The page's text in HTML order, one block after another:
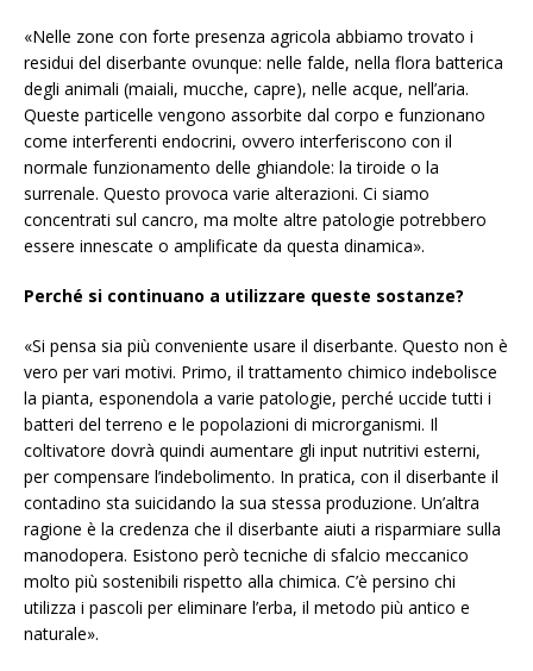
«Nelle zone con forte presenza agricola abbiamo trovato i
residui del diserbante ovunque: nelle falde, nella flora batterica
degli animali (maiali, mucche, capre), nelle acque, nell’aria.
Queste particelle vengono assorbite dal corpo e funzionano
come interferenti endocrini, ovvero interferiscono con il
normale funzionamento delle ghiandole: la tiroide o la
surrenale. Questo provoca varie alterazioni. Ci siamo
concentrati sul cancro, ma molte altre patologie potrebbero
essere innescate o amplificate da questa dinamica».
Perché si continuano a utilizzare queste sostanze?
«Si pensa sia più conveniente usare il diserbante. Questo non è
vero per vari motivi. Primo, il trattamento chimico indebolisce
la pianta, esponendola a varie patologie, perché uccide tutti i
batteri del terreno e le popolazioni di microrganismi. Il
coltivatore dovrà quindi aumentare gli input nutritivi esterni,
per compensare l’indebolimento. In pratica, con il diserbante il
contadino sta suicidando la sua stessa produzione. Un’altra
ragione è la credenza che il diserbante aiuti a risparmiare sulla
manodopera. Esistono però tecniche di sfalcio meccanico
molto più sostenibili rispetto alla chimica. C’è persino chi
utilizza i pascoli per eliminare l’erba, il metodo più antico e
naturale».